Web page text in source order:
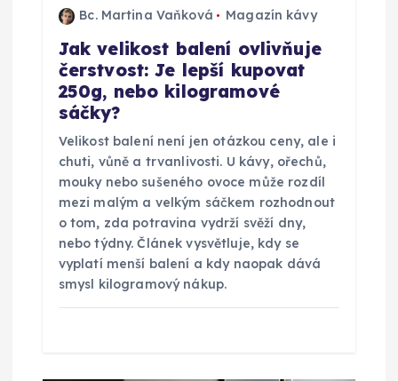
Bc. Martina Vaňková Magazín kávy
Jak velikost balení ovlivňuje
čerstvost: Je lepší kupovat
250g, nebo kilogramové
sáčky?
Velikost balení není jen otázkou ceny, ale i
chuti, vůně a trvanlivosti. U kávy, ořechů,
mouky nebo sušeného ovoce může rozdíl
mezi malým a velkým sáčkem rozhodnout
o tom, zda potravina vydrží svěží dny,
nebo týdny. Článek vysvětluje, kdy se
vyplatí menší balení a kdy naopak dává
smysl kilogramový nákup.